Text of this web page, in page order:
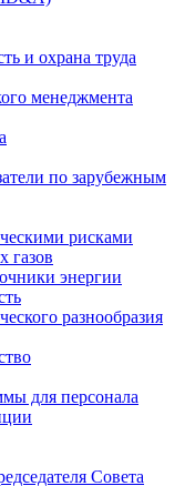
и охрана труда
менеджмента
по зарубежным
рисками
газов
энергии
разнообразия
для персонала
Совета